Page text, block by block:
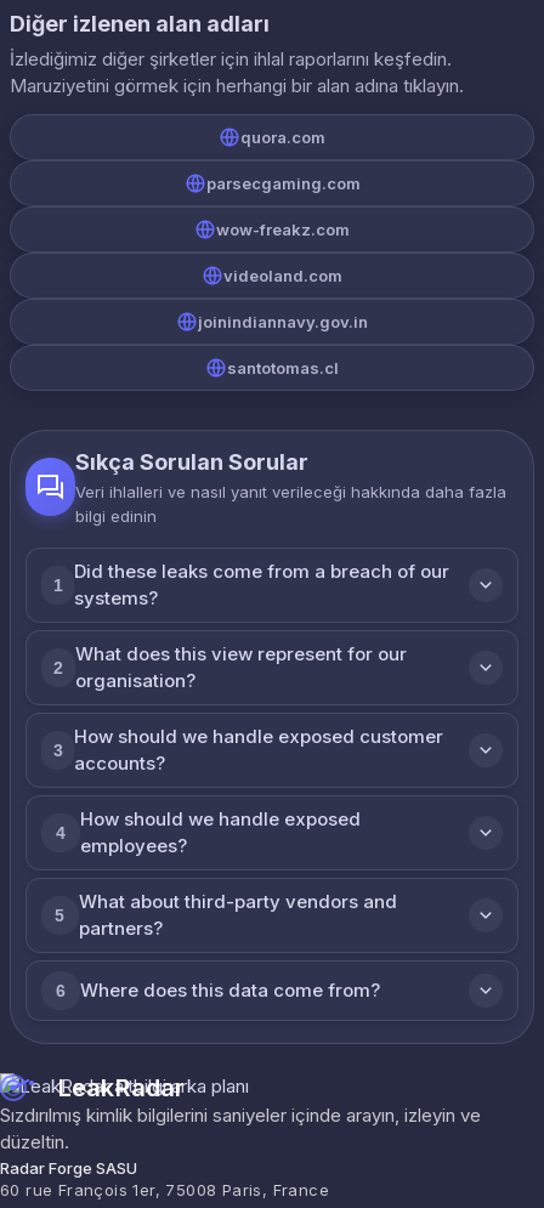
Diğer izlenen alan adları
İzlediğimiz diğer şirketler için ihlal raporlarını keşfedin.
Maruziyetini görmek için herhangi bir alan adına tıklayın.
quora.com
parsecgaming.com
wow-freakz.com
videoland.com
joinindiannavy.gov.in
santotomas.cl
Sıkça Sorulan Sorular
Veri ihlalleri ve nasıl yanıt verileceği hakkında daha fazla
bilgi edinin
1
Did these leaks come from a breach of our
systems?
2
What does this view represent for our
organisation?
3
How should we handle exposed customer
accounts?
4
How should we handle exposed
employees?
5
What about third-party vendors and
partners?
6 Where does this data come from?
LeakRadar
Sızdırılmış kimlik bilgilerini saniyeler içinde arayın, izleyin ve
düzeltin.
Radar Forge SASU
60 rue François 1er, 75008 Paris, France